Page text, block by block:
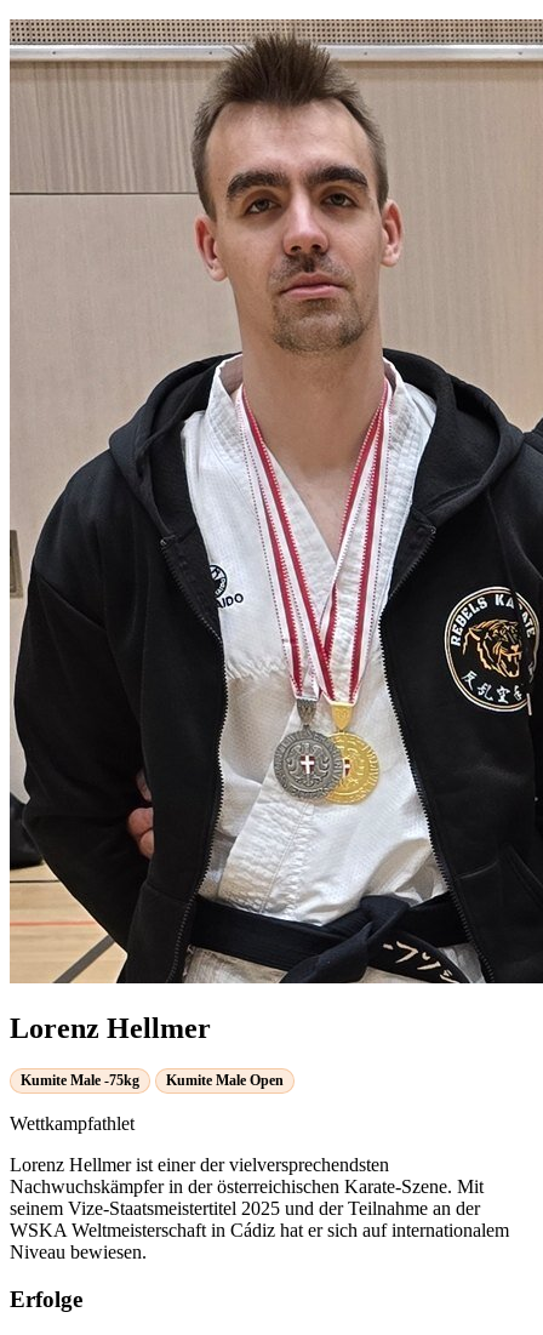
Lorenz Hellmer
Kumite Male -75kg Kumite Male Open
Wettkampfathlet
Lorenz Hellmer ist einer der vielversprechendsten
Nachwuchskämpfer in der österreichischen Karate-Szene. Mit
seinem Vize-Staatsmeistertitel 2025 und der Teilnahme an der
WSKA Weltmeisterschaft in Cádiz hat er sich auf internationalem
Niveau bewiesen.
Erfolge